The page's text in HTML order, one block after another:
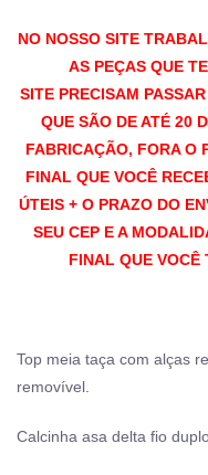
NO NOSSO SITE
AS PEÇAS QUE
SITE PRECISAM
QUE SÃO DE ATÉ 20
FABRICAÇÃO, FORA O
FINAL QUE VOCÊ
ÚTEIS + O PRAZO DO
SEU CEP E A
FINAL QUE VOCÊ
Top meia taça com alças
removível.
Calcinha asa delta fio